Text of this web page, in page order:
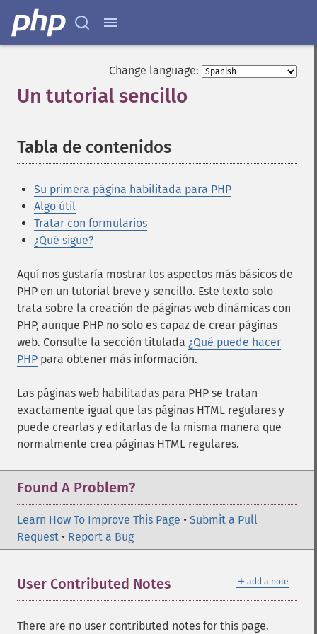
Change language:
Un tutorial sencillo
Tabla de contenidos
Su primera página habilitada para PHP
Algo útil
Tratar con formularios
¿Qué sigue?
Aquí nos gustaría mostrar los aspectos más básicos de
PHP en un tutorial breve y sencillo. Este texto solo
trata sobre la creación de páginas web dinámicas con
PHP, aunque PHP no solo es capaz de crear páginas
web. Consulte la sección titulada ¿Qué puede hacer
PHP para obtener más información.
Las páginas web habilitadas para PHP se tratan
exactamente igual que las páginas HTML regulares y
puede crearlas y editarlas de la misma manera que
normalmente crea páginas HTML regulares.
Found A Problem?
Learn How To Improve This Page • Submit a Pull
Request • Report a Bug
＋ add a note
User Contributed Notes
There are no user contributed notes for this page.